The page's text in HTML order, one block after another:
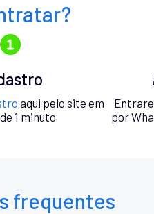
aqui pelo site em
1 minuto
por
frequentes